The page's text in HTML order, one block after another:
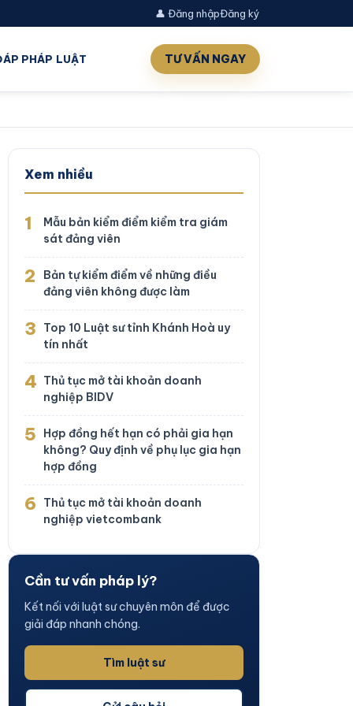
👤 Đăng nhậpĐăng ký
PHÁP LUẬT TƯ VẤN NGAY
Xem nhiều
1
Mẫu bản kiểm điểm kiểm tra giám
sát đảng viên
2
Bản tự kiểm điểm về những điều
đảng viên không được làm
3
Top 10 Luật sư tỉnh Khánh Hoà uy
tín nhất
4 Thủ tục mở tài khoản doanh
nghiệp BIDV
5
Hợp đồng hết hạn có phải gia hạn
không? Quy định về phụ lục gia hạn
hợp đồng
6
Thủ tục mở tài khoản doanh
nghiệp vietcombank
Cần tư vấn pháp lý?
Kết nối với luật sư chuyên môn để được
giải đáp nhanh chóng.
Tìm luật sư